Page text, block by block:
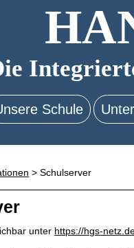
Schule
>Schulserver
unter https://hgs-